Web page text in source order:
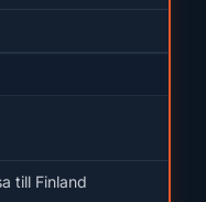
till Finland